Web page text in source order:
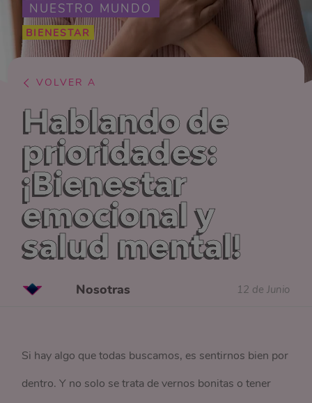
NUESTRO MUNDO
BIENESTAR
VOLVER A
Hablando de
prioridades:
¡Bienestar
emocional y
salud mental!
Nosotras 12 de Junio
Si hay algo que todas buscamos, es sentirnos bien por
dentro. Y no solo se trata de vernos bonitas o tener